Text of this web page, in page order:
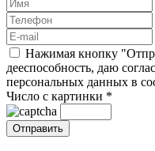
Нажимая кнопку
дееспособность, даю
персональных данных в
Число с картинки *